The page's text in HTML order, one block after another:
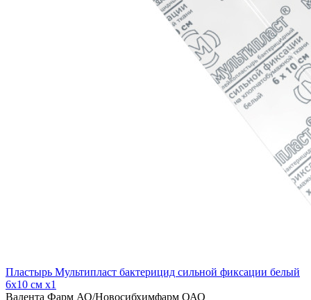
Пластырь Мультипласт бактерицид сильной фиксации белый
6х10 см x1
Валента Фарм АО/Новосибхимфарм ОАО